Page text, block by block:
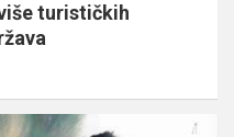
turističkih